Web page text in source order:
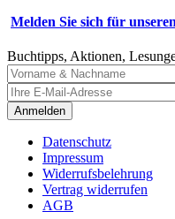
Melden Sie sich für
Buchtipps, Aktionen,
Anmelden
Datenschutz
Impressum
Widerrufsbelehrung
Vertrag widerrufen
AGB